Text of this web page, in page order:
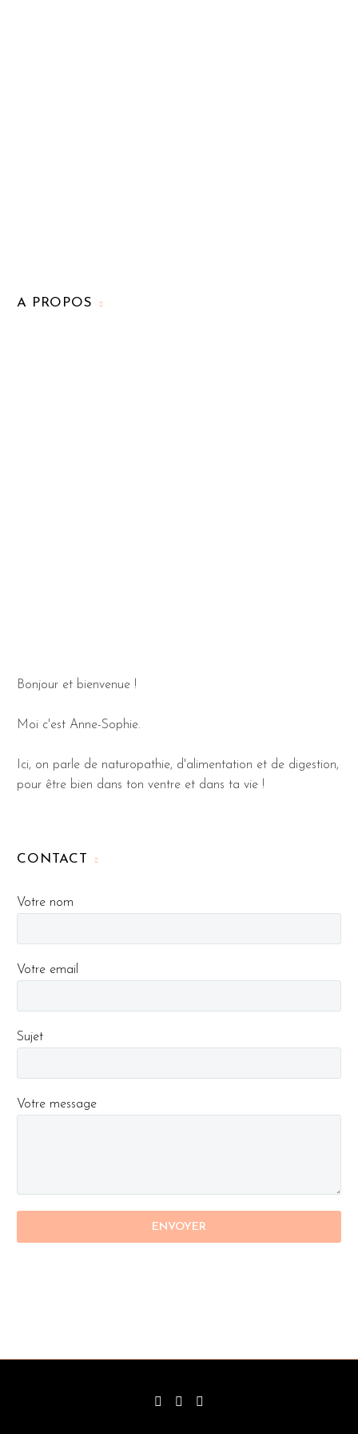
A PROPOS
Bonjour et bienvenue !
Moi c'est Anne-Sophie.
Ici, on parle de naturopathie, d'alimentation et de digestion,
pour être bien dans ton ventre et dans ta vie !
CONTACT
Votre nom
Votre email
Sujet
Votre message